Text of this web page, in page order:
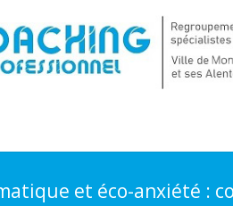
et éco-anxiété :